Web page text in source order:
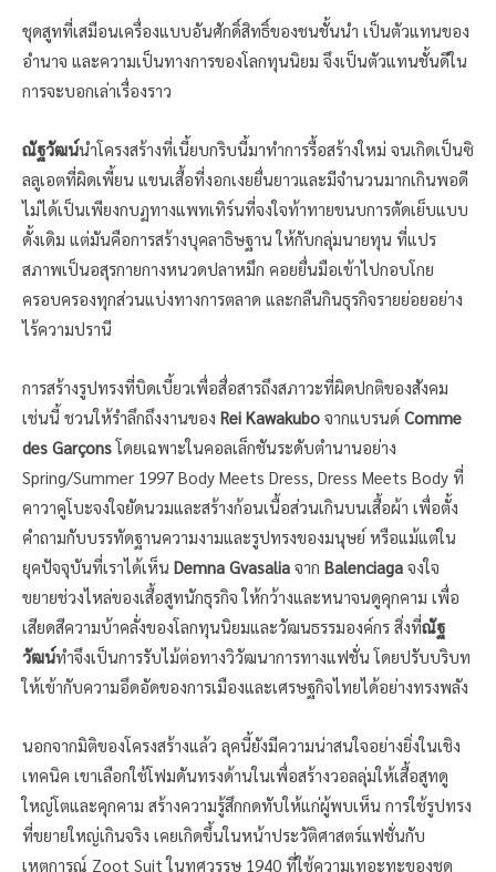
ชุดสูทที่เสมือนเครื่องแบบอันศักดิ์สิทธิ์ของชนชั้นนำ เป็นตัวแทนของ
อำนาจ และความเป็นทางการของโลกทุนนิยม จึงเป็นตัวแทนชั้นดีใน
การจะบอกเล่าเรื่องราว
ณัฐวัฒน์นำโครงสร้างที่เนี้ยบกริบนี้มาทำการรื้อสร้างใหม่ จนเกิดเป็นซิ
ลลูเอตที่ผิดเพี้ยน แขนเสื้อที่งอกเงยยื่นยาวและมีจำนวนมากเกินพอดี
ไม่ได้เป็นเพียงกบฏทางแพทเทิร์นที่จงใจท้าทายขนบการตัดเย็บแบบ
ดั้งเดิม แต่มันคือการสร้างบุคลาธิษฐาน ให้กับกลุ่มนายทุน ที่แปร
สภาพเป็นอสุรกายกางหนวดปลาหมึก คอยยื่นมือเข้าไปกอบโกย
ครอบครองทุกส่วนแบ่งทางการตลาด และกลืนกินธุรกิจรายย่อยอย่าง
ไร้ความปรานี
การสร้างรูปทรงที่บิดเบี้ยวเพื่อสื่อสารถึงสภาวะที่ผิดปกติของสังคม
เช่นนี้ ชวนให้รำลึกถึงงานของ Rei Kawakubo จากแบรนด์ Comme
des Garçonsโดยเฉพาะในคอลเล็กชันระดับตำนานอย่าง
Spring/Summer 1997 Body Meets Dress, Dress Meets Body ที่
คาวาคูโบะจงใจยัดนวมและสร้างก้อนเนื้อส่วนเกินบนเสื้อผ้า เพื่อตั้ง
คำถามกับบรรทัดฐานความงามและรูปทรงของมนุษย์ หรือแม้แต่ใน
ยุคปัจจุบันที่เราได้เห็น Demna Gvasalia จาก Balenciaga จงใจ
ขยายช่วงไหล่ของเสื้อสูทนักธุรกิจ ให้กว้างและหนาจนดูคุกคาม เพื่อ
เสียดสีความบ้าคลั่งของโลกทุนนิยมและวัฒนธรรมองค์กร สิ่งที่ณัฐ
วัฒน์ทำจึงเป็นการรับไม้ต่อทางวิวัฒนาการทางแฟชั่น โดยปรับบริบท
ให้เข้ากับความอึดอัดของการเมืองและเศรษฐกิจไทยได้อย่างทรงพลัง
นอกจากมิติของโครงสร้างแล้ว ลุคนี้ยังมีความน่าสนใจอย่างยิ่งในเชิง
เทคนิค เขาเลือกใช้โฟมดันทรงด้านในเพื่อสร้างวอลลุ่มให้เสื้อสูทดู
ใหญ่โตและคุกคาม สร้างความรู้สึกกดทับให้แก่ผู้พบเห็น การใช้รูปทรง
ที่ขยายใหญ่เกินจริง เคยเกิดขึ้นในหน้าประวัติศาสตร์แฟชั่นกับ
เหตุการณ์ Zoot Suit ในทศวรรษ 1940 ที่ใช้ความเทอะทะของชุด